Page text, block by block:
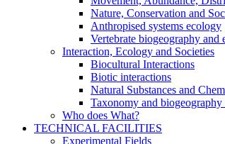
Nature, Conservation and
Anthropised systems ecology
Vertebrate biogeography and
Interaction, Ecology and Societies
Biocultural Interactions
Biotic interactions
Natural Substances and
Taxonomy and
Who does What?
TECHNICAL FACILITIES
Experimental Fields